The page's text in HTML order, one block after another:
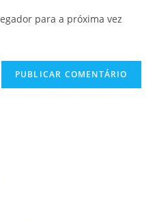
para a próxima vez